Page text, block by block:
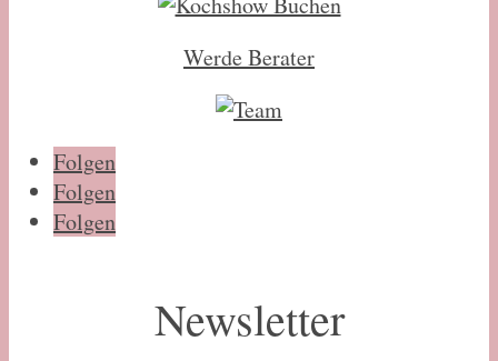
Werde Berater
Folgen
Folgen
Folgen
Newsletter